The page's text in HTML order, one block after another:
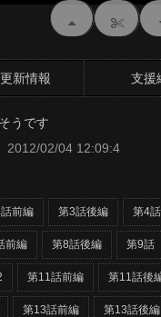
新情報 支援
うです
02/04 12:09:4
前編 第3話後編 第4話
前編 第8話後編 第9話
第11話前編 第11話後
第13話前編 第13話後編